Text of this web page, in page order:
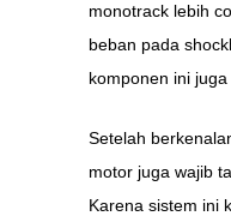
monotrack lebih
beban pada
komponen ini
Setelah
motor juga wajib
Karena sistem ini